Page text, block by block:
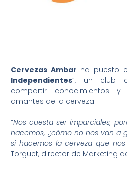
Cervezas Ambar ha puesto
Independientes”, un club
compartir conocimientos
amantes de la cerveza.
“Nos cuesta ser imparciales,
hacemos, ¿cómo no nos van a
si hacemos la cerveza que nos
Torguet, director de Marketing